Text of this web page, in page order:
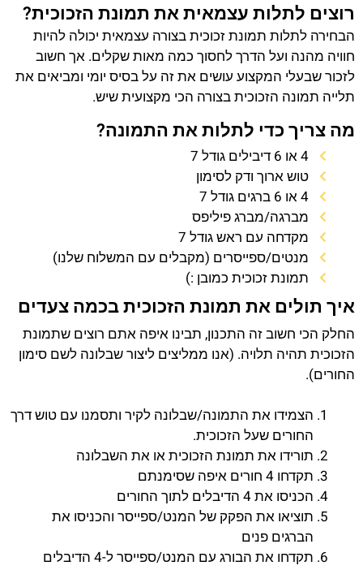
רוצים לתלות עצמאית את תמונת הזכוכית?
הבחירה לתלות תמונת זכוכית בצורה עצמאית יכולה להיות
חוויה מהנה ועל הדרך לחסוך כמה מאות שקלים. אך חשוב
לזכור שבעלי המקצוע עושים את זה על בסיס יומי ומביאים את
תלייה תמונה הזכוכית בצורה הכי מקצועית שיש.
מה צריך כדי לתלות את התמונה?
4 או 6 דיבילים גודל 7
טוש ארוך ודק לסימון
4 או 6 ברגים גודל 7
מברגה/מברג פיליפס
מקדחה עם ראש גודל 7
מנטים/ספייסרים (מקבלים עם המשלוח שלנו)
תמונת זכוכית כמובן :)
איך תולים את תמונת הזכוכית בכמה צעדים
החלק הכי חשוב זה התכנון, תבינו איפה אתם רוצים שתמונת
הזכוכית תהיה תלויה. (אנו ממליצים ליצור שבלונה לשם סימון
החורים).
הצמידו את התמונה/שבלונה לקיר ותסמנו עם טוש דרך
החורים שעל הזכוכית.
תורידו את תמונת הזכוכית או את השבלונה
תקדחו 4 חורים איפה שסימנתם
הכניסו את 4 הדיבלים לתוך החורים
תוציאו את הפקק של המנט/ספייסר והכניסו את
הברגים פנים
תקדחו את הבורג עם המנט/ספייסר ל-4 הדיבלים